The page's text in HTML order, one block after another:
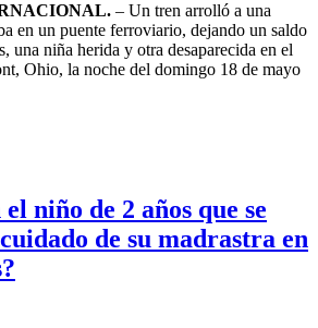
– Un tren arrolló a una
en un puente ferroviario, dejando un saldo
una niña herida y otra desaparecida en el
Ohio, la noche del domingo 18 de mayo
niño de 2 años que se
de su madrastra en